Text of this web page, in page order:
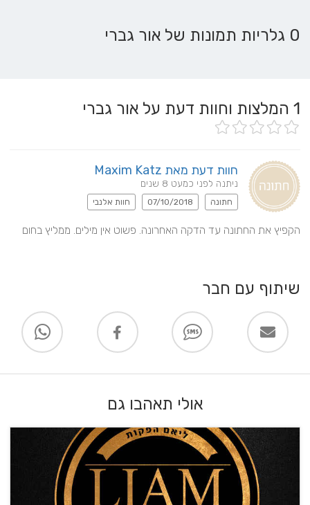
0 גלריות תמונות של אור גברי
1 המלצות וחוות דעת על אור גברי
חוות דעת מאת Maxim Katz
ניתנה לפני כמעט 8 שנים
חתונה 07/10/2018 חוות אלנבי
הקפיץ את החתונה עד הדקה האחרונה. פשוט אין מילים. ממליץ בחום
שיתוף עם חבר
אולי תאהבו גם